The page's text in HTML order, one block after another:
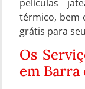
películas
térmico, bem
grátis para
Os
em Barra